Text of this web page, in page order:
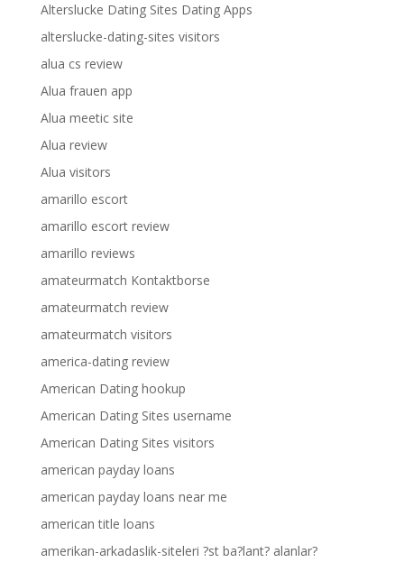
Alterslucke Dating Sites Dating Apps
alterslucke-dating-sites visitors
alua cs review
Alua frauen app
Alua meetic site
Alua review
Alua visitors
amarillo escort
amarillo escort review
amarillo reviews
amateurmatch Kontaktborse
amateurmatch review
amateurmatch visitors
america-dating review
American Dating hookup
American Dating Sites username
American Dating Sites visitors
american payday loans
american payday loans near me
american title loans
amerikan-arkadaslik-siteleri ?st ba?lant? alanlar?